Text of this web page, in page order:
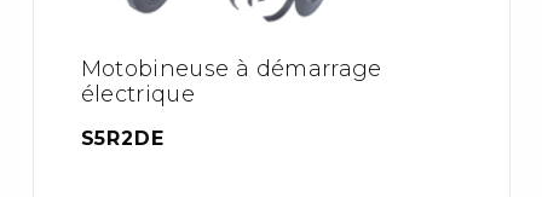
Motobineuse à démarrage
électrique
S5R2DE